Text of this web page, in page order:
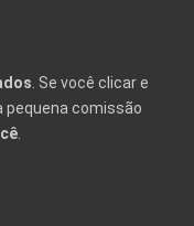
. Se você clicar e
pequena comissão